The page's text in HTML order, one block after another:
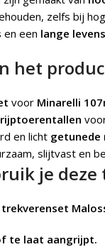
zelfs bij
en een lange
het
voor Minarelli
en licht getunede
slijtvast en
je
te laat aangrijpt.